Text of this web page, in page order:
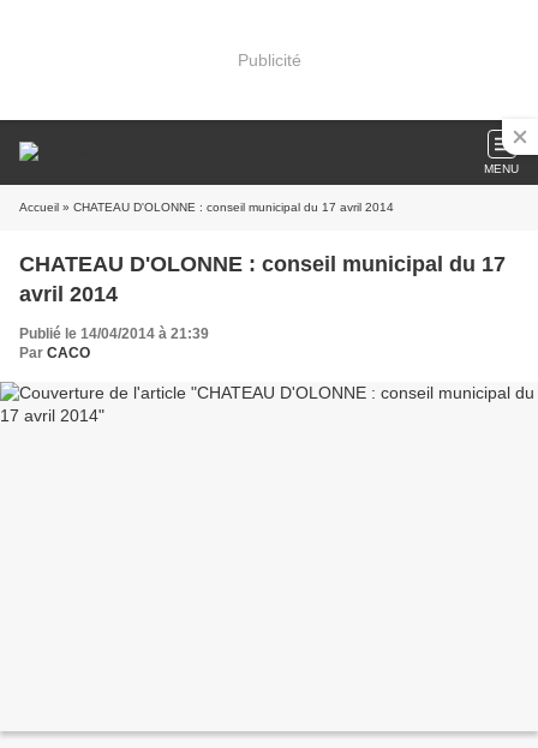
Publicité
MENU
Accueil » CHATEAU D'OLONNE : conseil municipal du 17 avril 2014
CHATEAU D'OLONNE : conseil municipal du 17
avril 2014
Publié le 14/04/2014 à 21:39
Par CACO